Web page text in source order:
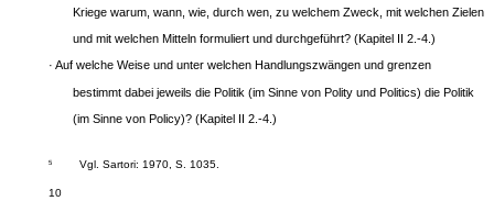
10
Kriege warum, wann, wie, durch wen, zu welchem Zweck, mit welchen Zielen
und mit welchen Mitteln formuliert und durchgeführt? (Kapitel II 2.-4.)
· Auf welche Weise und unter welchen Handlungszwängen und ­grenzen
bestimmt dabei jeweils die Politik (im Sinne von Polity und Politics) die Politik
(im Sinne von Policy)? (Kapitel II 2.-4.)
5 Vgl. Sartori: 1970, S. 1035.